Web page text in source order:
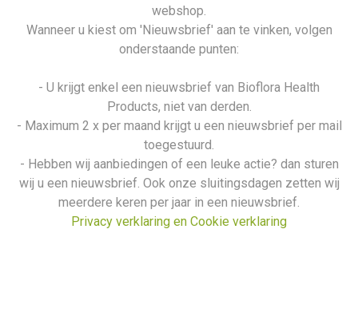
webshop.
Wanneer u kiest om 'Nieuwsbrief' aan te vinken, volgen
onderstaande punten:
- U krijgt enkel een nieuwsbrief van Bioflora Health
Products, niet van derden.
- Maximum 2 x per maand krijgt u een nieuwsbrief per mail
toegestuurd.
- Hebben wij aanbiedingen of een leuke actie? dan sturen
wij u een nieuwsbrief. Ook onze sluitingsdagen zetten wij
meerdere keren per jaar in een nieuwsbrief.
Privacy verklaring en Cookie verklaring